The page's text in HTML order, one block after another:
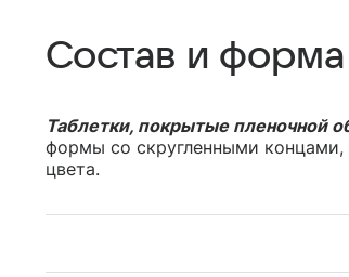
Состав и форма
Таблетки, покрытые пленочной
формы со скругленными концами,
цвета.